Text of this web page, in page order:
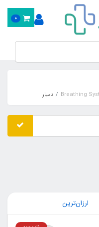
0
دمیار
ارزان‌ترین